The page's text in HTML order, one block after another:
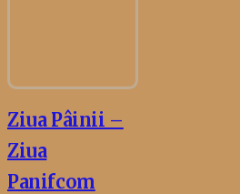
Ziua Pâinii –
Ziua
Panifcom